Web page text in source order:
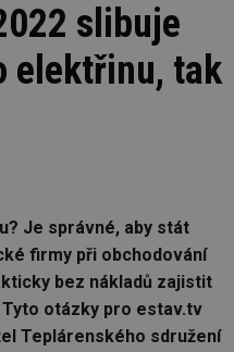
slibuje
elektřinu, tak
Je správné, aby stát
firmy při obchodování
bez nákladů zajistit
otázky pro estav.tv
Teplárenského sdružení